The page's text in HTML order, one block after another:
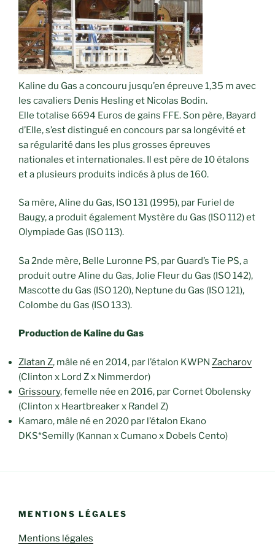
Kaline du Gas a concouru jusqu’en épreuve 1,35 m avec
les cavaliers Denis Hesling et Nicolas Bodin.
Elle totalise 6694 Euros de gains FFE. Son père, Bayard
d’Elle, s’est distingué en concours par sa longévité et
sa régularité dans les plus grosses épreuves
nationales et internationales. Il est père de 10 étalons
et a plusieurs produits indicés à plus de 160.
Sa mère, Aline du Gas, ISO 131 (1995), par Furiel de
Baugy, a produit également Mystère du Gas (ISO 112) et
Olympiade Gas (ISO 113).
Sa 2nde mère, Belle Luronne PS, par Guard’s Tie PS, a
produit outre Aline du Gas, Jolie Fleur du Gas (ISO 142),
Mascotte du Gas (ISO 120), Neptune du Gas (ISO 121),
Colombe du Gas (ISO 133).
Production de Kaline du Gas
Zlatan Z, mâle né en 2014, par l’étalon KWPN Zacharov
(Clinton x Lord Z x Nimmerdor)
Grissoury, femelle née en 2016, par Cornet Obolensky
(Clinton x Heartbreaker x Randel Z)
Kamaro, mâle né en 2020 par l’étalon Ekano
DKS*Semilly (Kannan x Cumano x Dobels Cento)
MENTIONS LÉGALES
Mentions légales